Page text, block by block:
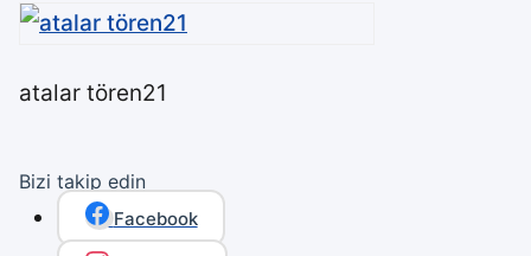
atalar tören21
Bizi takip edin
Facebook